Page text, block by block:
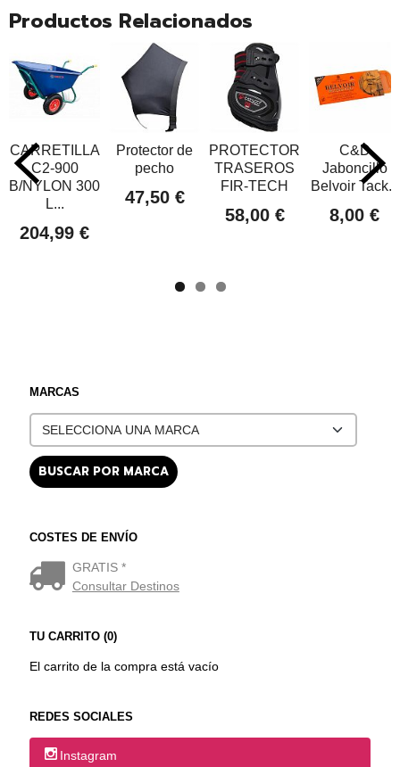
MARCAS
COSTES DE ENVÍO
GRATIS *
Consultar Destinos
TU CARRITO (0)
El carrito de la compra está vacío
REDES SOCIALES
Instagram
Productos Relacionados
CARRETILLA
C2-900
B/NYLON 300
L...
204,99 €
Protector de
pecho
47,50 €
PROTECTORES
TRASEROS
FIR-TECH
58,00 €
C&D
Jaboncillo
Belvoir Tack...
8,00 €